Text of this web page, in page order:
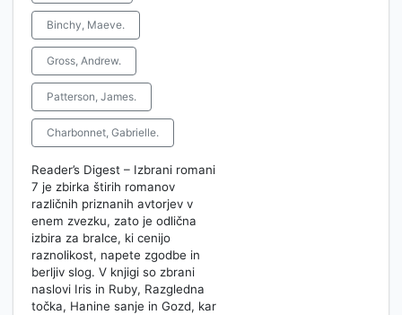
Binchy, Maeve.
Gross, Andrew.
Patterson, James.
Charbonnet, Gabrielle.
Reader’s Digest – Izbrani romani
7 je zbirka štirih romanov
različnih priznanih avtorjev v
enem zvezku, zato je odlična
izbira za bralce, ki cenijo
raznolikost, napete zgodbe in
berljiv slog. V knjigi so zbrani
naslovi Iris in Ruby, Razgledna
točka, Hanine sanje in Gozd, kar